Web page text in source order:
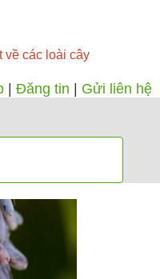
về các loài cây
Đăng tin Gửi liên hệ